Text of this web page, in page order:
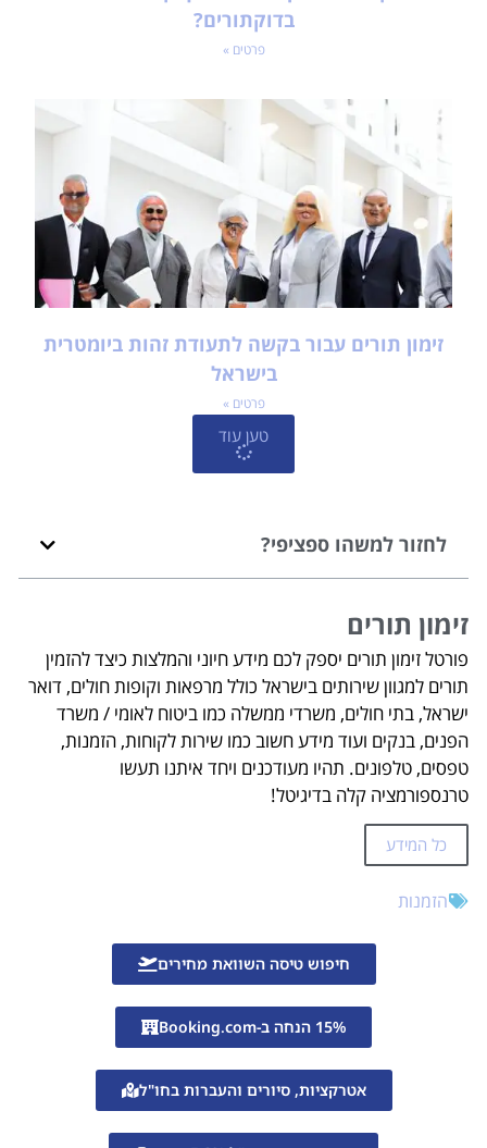
בדוקתורים?
פרטים »
זימון תורים עבור בקשה לתעודת זהות ביומטרית
בישראל
פרטים »
טען עוד
לחזור למשהו ספציפי?
זימון תורים
פורטל זימון תורים יספק לכם מידע חיוני והמלצות כיצד להזמין
תורים למגוון שירותים בישראל כולל מרפאות וקופות חולים, דואר
ישראל, בתי חולים, משרדי ממשלה כמו ביטוח לאומי / משרד
הפנים, בנקים ועוד מידע חשוב כמו שירות לקוחות, הזמנות,
טפסים, טלפונים. תהיו מעודכנים ויחד איתנו תעשו
טרנספורמציה קלה בדיגיטל!
כל המידע
הזמנות
חיפוש טיסה השוואת מחירים
15% הנחה ב-Booking.com
אטרקציות, סיורים והעברות בחו"ל